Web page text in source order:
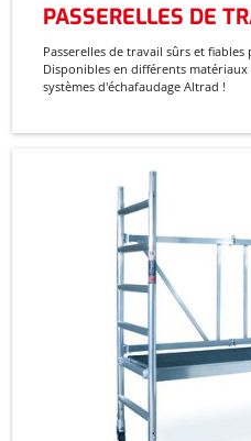
PASSERELLES DE
Passerelles de travail sûrs et
Disponibles en différents
systèmes d'échafaudage Altrad !